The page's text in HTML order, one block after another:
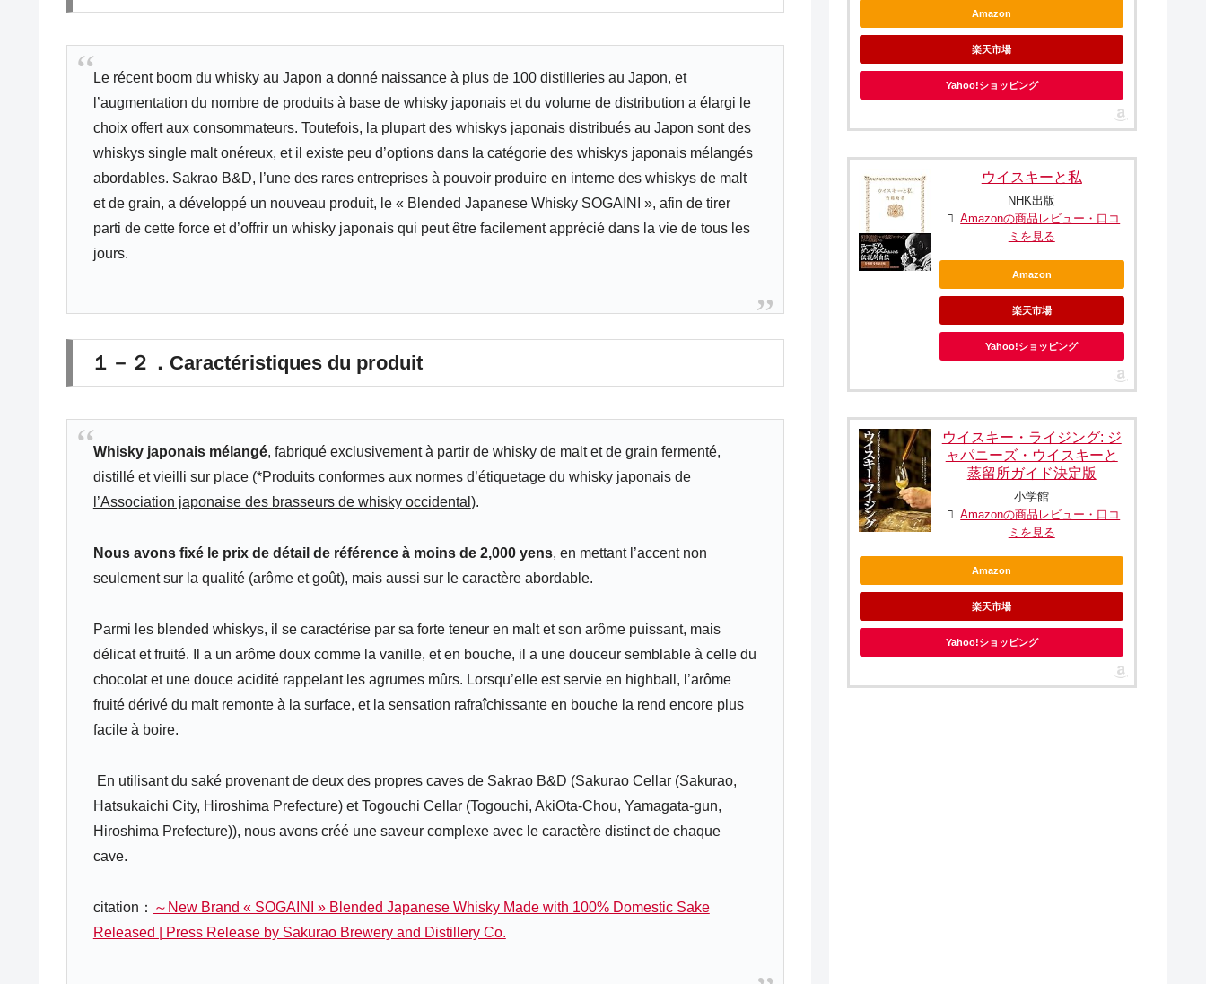
Le récent boom du whisky au Japon a donné naissance à plus de 100 distilleries au Japon, et
l’augmentation du nombre de produits à base de whisky japonais et du volume de distribution a élargi le
choix offert aux consommateurs. Toutefois, la plupart des whiskys japonais distribués au Japon sont des
whiskys single malt onéreux, et il existe peu d’options dans la catégorie des whiskys japonais mélangés
abordables. Sakrao B&D, l’une des rares entreprises à pouvoir produire en interne des whiskys de malt
et de grain, a développé un nouveau produit, le « Blended Japanese Whisky SOGAINI », afin de tirer
parti de cette force et d’offrir un whisky japonais qui peut être facilement apprécié dans la vie de tous les
jours.
１－２．Caractéristiques du produit
Whisky japonais mélangé, fabriqué exclusivement à partir de whisky de malt et de grain fermenté,
distillé et vieilli sur place (*Produits conformes aux normes d’étiquetage du whisky japonais de
l’Association japonaise des brasseurs de whisky occidental ).
Nous avons fixé le prix de détail de référence à moins de 2,000 yens, en mettant l’accent non
seulement sur la qualité (arôme et goût), mais aussi sur le caractère abordable.
Parmi les blended whiskys, il se caractérise par sa forte teneur en malt et son arôme puissant, mais
délicat et fruité. Il a un arôme doux comme la vanille, et en bouche, il a une douceur semblable à celle du
chocolat et une douce acidité rappelant les agrumes mûrs. Lorsqu’elle est servie en highball, l’arôme
fruité dérivé du malt remonte à la surface, et la sensation rafraîchissante en bouche la rend encore plus
facile à boire.
En utilisant du saké provenant de deux des propres caves de Sakrao B&D (Sakurao Cellar (Sakurao,
Hatsukaichi City, Hiroshima Prefecture) et Togouchi Cellar (Togouchi, AkiOta-Chou, Yamagata-gun,
Hiroshima Prefecture)), nous avons créé une saveur complexe avec le caractère distinct de chaque
cave.
citation： ～New Brand « SOGAINI » Blended Japanese Whisky Made with 100% Domestic Sake
Released | Press Release by Sakurao Brewery and Distillery Co.
Amazon
楽天市場
Yahoo!ショッピング
ウイスキーと私
NHK出版
Amazonの商品レビュー・口コ
ミを見る
Amazon
楽天市場
Yahoo!ショッピング
ウイスキー・ライジング: ジ
ャパニーズ・ウイスキーと
蒸留所ガイド決定版
小学館
Amazonの商品レビュー・口コ
ミを見る
Amazon
楽天市場
Yahoo!ショッピング